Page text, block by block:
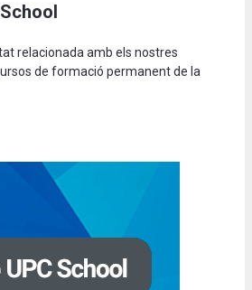
relacionada amb els nostres
de formació permanent de la